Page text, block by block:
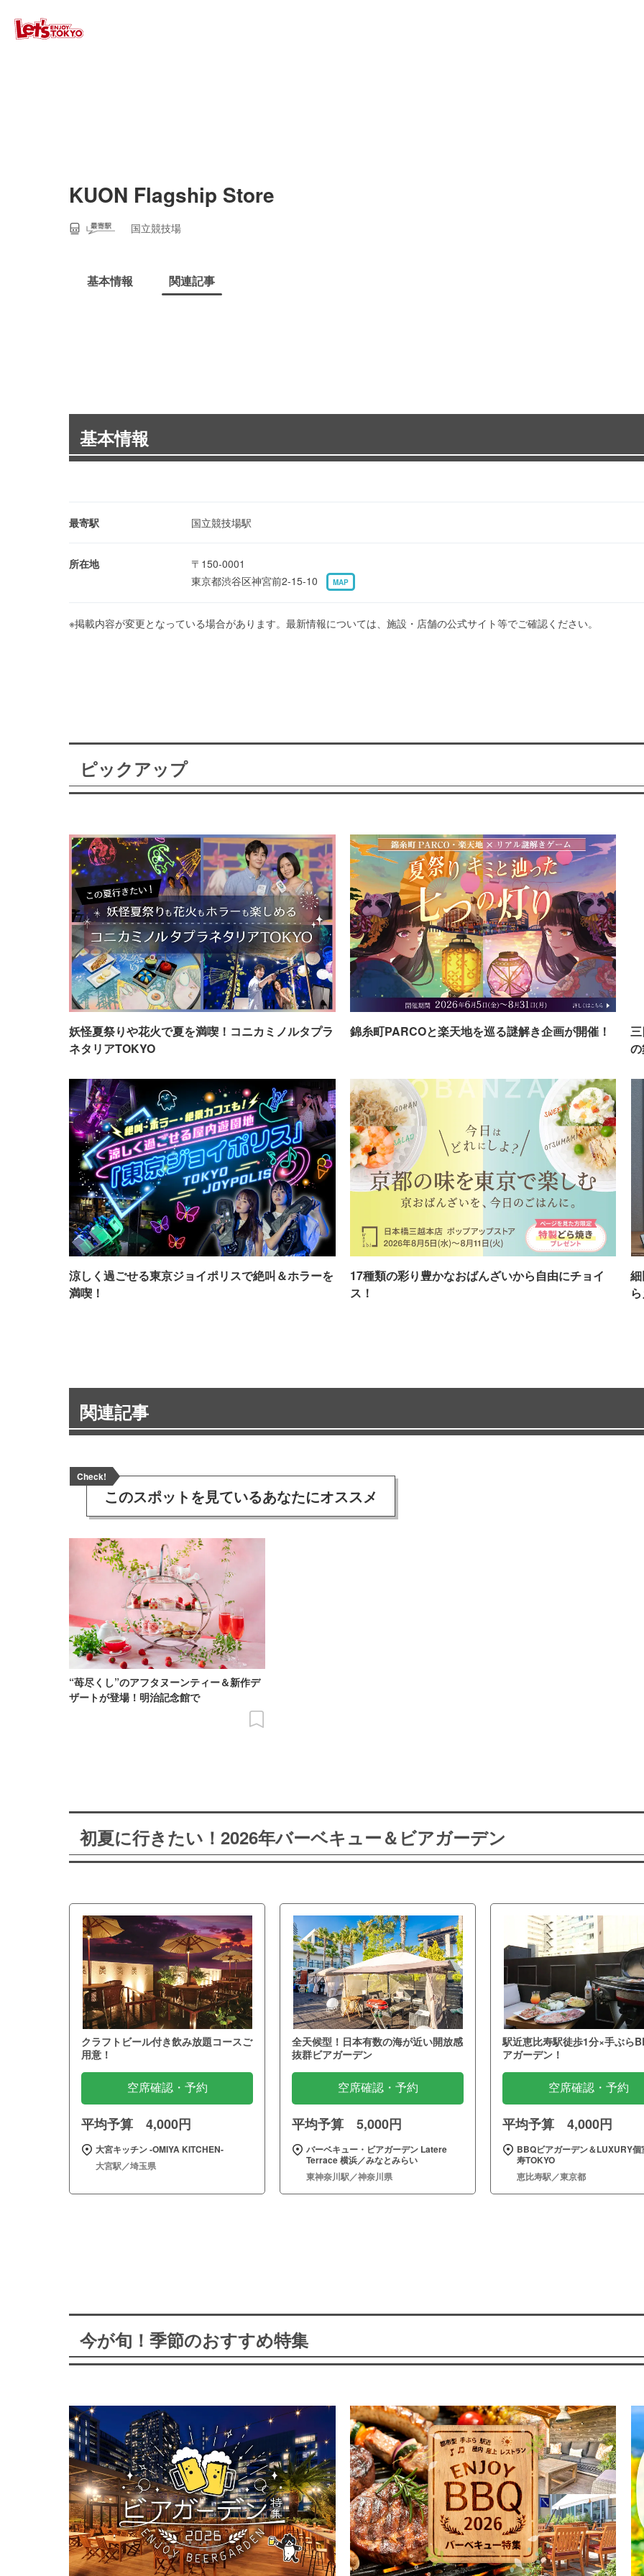
KUON Flagship Store
国立競技場
基本情報 関連記事
基本情報
最寄駅 国立競技場駅
所在地
〒150-0001
東京都渋谷区神宮前2-15-10
MAP
※掲載内容が変更となっている場合があります。最新情報については、施設・店舗の公式サイト等でご確認ください。
ピックアップ
妖怪夏祭りや花火で夏を満喫！コニカミノルタプラ
ネタリアTOKYO
錦糸町PARCOと楽天地を巡る謎解き企画が開催！
涼しく過ごせる東京ジョイポリスで絶叫＆ホラーを
満喫！
17種類の彩り豊かなおばんざいから自由にチョイ
ス！
関連記事
Check!
このスポットを見ているあなたにオススメ
“苺尽くし”のアフタヌーンティー＆新作デ
ザートが登場！明治記念館で
初夏に行きたい！2026年バーベキュー＆ビアガーデン
クラフトビール付き飲み放題コースご
用意！
空席確認・予約
平均予算 4,000円
大宮キッチン ‐OMIYA KITCHEN‐
大宮駅／埼玉県
全天候型！日本有数の海が近い開放感
抜群ビアガーデン
空席確認・予約
平均予算 5,000円
バーベキュー・ビアガーデン Latere
Terrace 横浜／みなとみらい
東神奈川駅／神奈川県
駅近恵比寿駅徒歩1分×手ぶら
アガーデン！
空席確認・予約
平均予算 4,000円
BBQビアガーデン＆LUXURY個
寿TOKYO
恵比寿駅／東京都
今が旬！季節のおすすめ特集